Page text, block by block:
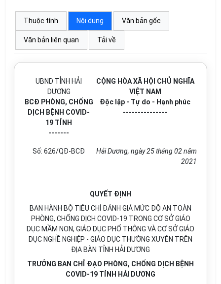
Thuộc tính Nội dung Văn bản gốc
Văn bản liên quan Tải về
UBND TỈNH HẢI
DƯƠNG
BCĐ PHÒNG, CHỐNG
DỊCH BỆNH COVID-
19 TỈNH
-------
CỘNG HÒA XÃ HỘI CHỦ NGHĨA
VIỆT NAM
Độc lập - Tự do - Hạnh phúc
---------------
Số: 626/QĐ-BCĐ
Hải Dương, ngày 25 tháng 02 năm
2021
QUYẾT ĐỊNH
BAN HÀNH BỘ TIÊU CHÍ ĐÁNH GIÁ MỨC ĐỘ AN TOÀN
PHÒNG, CHỐNG DỊCH COVID-19 TRONG CƠ SỞ GIÁO
DỤC MẦM NON, GIÁO DỤC PHỔ THÔNG VÀ CƠ SỞ GIÁO
DỤC NGHỀ NGHIỆP - GIÁO DỤC THƯỜNG XUYÊN TRÊN
ĐỊA BÀN TỈNH HẢI DƯƠNG
TRƯỞNG BAN CHỈ ĐẠO PHÒNG, CHỐNG DỊCH BỆNH
COVID-19 TỈNH HẢI DƯƠNG